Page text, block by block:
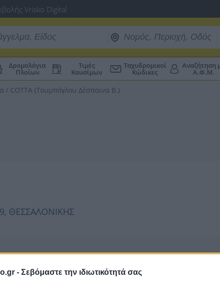
- Σεβόμαστε την ιδιωτικότητά σας
Vrisko Digital
Δρομολόγια
Πλοίων
Τιμές
Καυσίμων
Ταχυδρομικοί
Κώδικες
Αναζήτηση
Α.Φ.Μ.
/ COTTA (Τουμπόγλου Δέσποινα Β.)
ΘΕΣΣΑΛΟΝΙΚΗΣ